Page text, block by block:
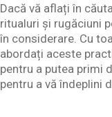
Dacă vă aflați în
ritualuri și rugăciuni
în considerare. Cu
abordați aceste
pentru a putea primi
pentru a vă îndeplini